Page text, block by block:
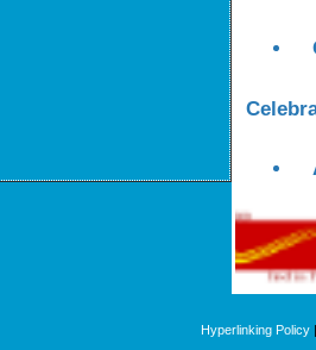
Hyperlinking Policy